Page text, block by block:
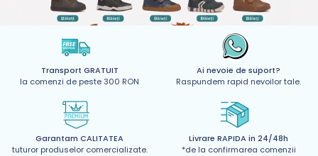
Transport GRATUIT
la comenzi de peste 300 RON
Ai nevoie de suport?
Raspundem rapid nevoilor tale.
Garantam CALITATEA
tuturor produselor comercializate.
Livrare RAPIDA in 24/48h
*de la confirmarea comenzii